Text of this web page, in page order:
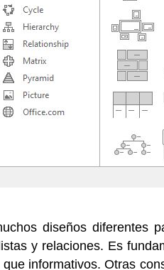
diseños diferentes
y relaciones. Es
informativos. Otras